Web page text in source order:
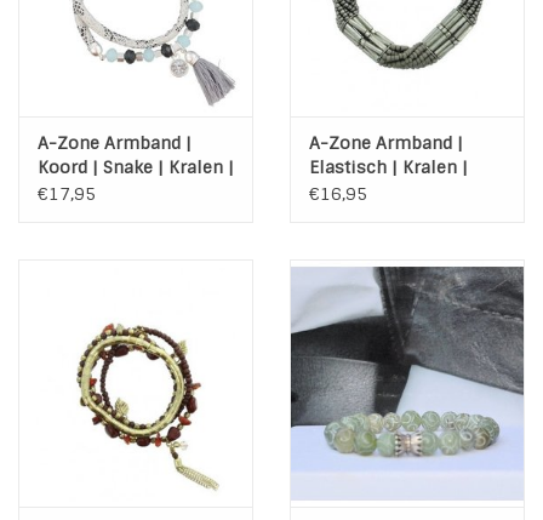
A-Zone Armband |
Koord | Snake | Kralen |
Tassel
€17,95
A-Zone Armband |
Elastisch | Kralen |
Taupe | Zilver grijs
€16,95